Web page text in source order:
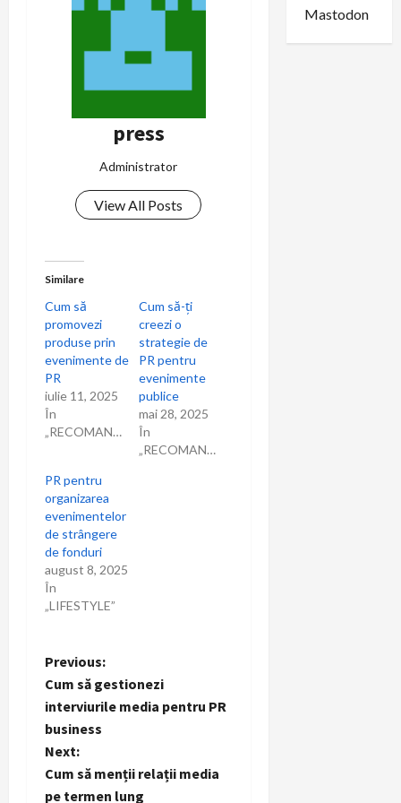
press
Administrator
View All Posts
Similare
Cum să
promovezi
produse prin
evenimente de
PR
iulie 11, 2025
În
„RECOMANDARI”
Cum să-ți
creezi o
strategie de
PR pentru
evenimente
publice
mai 28, 2025
În
„RECOMANDARI”
PR pentru
organizarea
evenimentelor
de strângere
de fonduri
august 8, 2025
În
„LIFESTYLE”
P
o
s
t
Previous:
Cum să gestionezi
interviurile media pentru PR
business
Next:
Cum să menții relații media
pe termen lung
Mastodon